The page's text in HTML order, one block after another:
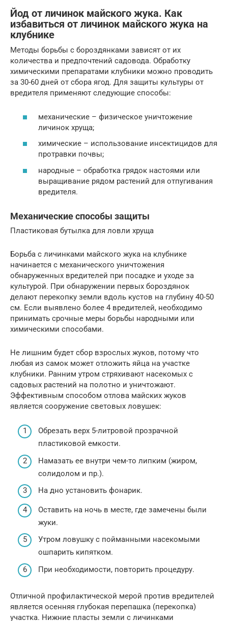
Йод от личинок майского жука. Как
избавиться от личинок майского жука на
клубнике
Методы борьбы с бороздянками зависят от их
количества и предпочтений садовода. Обработку
химическими препаратами клубники можно проводить
за 30-60 дней от сбора ягод. Для защиты культуры от
вредителя применяют следующие способы:
механические – физическое уничтожение
личинок хруща;
химические – использование инсектицидов для
протравки почвы;
народные – обработка грядок настоями или
выращивание рядом растений для отпугивания
вредителя.
Механические способы защиты
Пластиковая бутылка для ловли хруща
Борьба с личинками майского жука на клубнике
начинается с механического уничтожения
обнаруженных вредителей при посадке и уходе за
культурой. При обнаружении первых бороздянок
делают перекопку земли вдоль кустов на глубину 40-50
см. Если выявлено более 4 вредителей, необходимо
принимать срочные меры борьбы народными или
химическими способами.
Не лишним будет сбор взрослых жуков, потому что
любая из самок может отложить яйца на участке
клубники. Ранним утром стряхивают насекомых с
садовых растений на полотно и уничтожают.
Эффективным способом отлова майских жуков
является сооружение световых ловушек:
Обрезать верх 5-литровой прозрачной
пластиковой емкости.
Намазать ее внутри чем-то липким (жиром,
солидолом и пр.).
На дно установить фонарик.
Оставить на ночь в месте, где замечены были
жуки.
Утром ловушку с пойманными насекомыми
ошпарить кипятком.
При необходимости, повторить процедуру.
Отличной профилактической мерой против вредителей
является осенняя глубокая перепашка (перекопка)
участка. Нижние пласты земли с личинками